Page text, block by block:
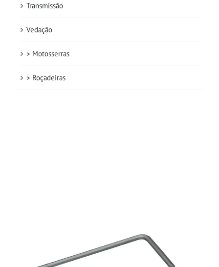
Transmissão
Vedação
> Motosserras
> Roçadeiras